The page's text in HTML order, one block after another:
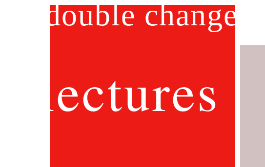
double change
lectures